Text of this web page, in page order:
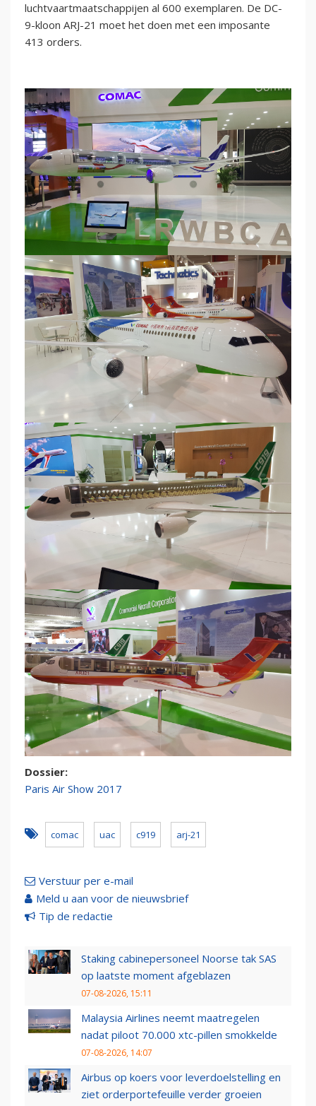
luchtvaartmaatschappijen al 600 exemplaren. De DC-
9-kloon ARJ-21 moet het doen met een imposante
413 orders.
Dossier:
Paris Air Show 2017
comac uac c919 arj-21
Verstuur per e-mail
Meld u aan voor de nieuwsbrief
Tip de redactie
Staking cabinepersoneel Noorse tak SAS
op laatste moment afgeblazen
07-08-2026, 15:11
Malaysia Airlines neemt maatregelen
nadat piloot 70.000 xtc-pillen smokkelde
07-08-2026, 14:07
Airbus op koers voor leverdoelstelling en
ziet orderportefeuille verder groeien